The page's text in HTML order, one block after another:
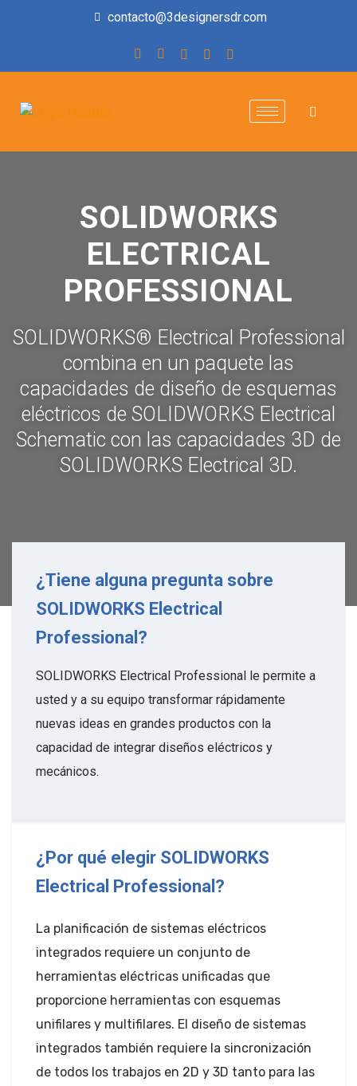
contacto@3designersdr.com
SOLIDWORKS
ELECTRICAL
PROFESSIONAL
SOLIDWORKS® Electrical Professional
combina en un paquete las
capacidades de diseño de esquemas
eléctricos de SOLIDWORKS Electrical
Schematic con las capacidades 3D de
SOLIDWORKS Electrical 3D.
¿Por qué elegir SOLIDWORKS
Electrical Professional?
La planificación de sistemas eléctricos
integrados requiere un conjunto de
herramientas eléctricas unificadas que
proporcione herramientas con esquemas
unifilares y multifilares. El diseño de sistemas
integrados también requiere la sincronización
de todos los trabajos en 2D y 3D tanto para las
¿Tiene alguna pregunta sobre
SOLIDWORKS Electrical
Professional?
SOLIDWORKS Electrical Professional le permite a
usted y a su equipo transformar rápidamente
nuevas ideas en grandes productos con la
capacidad de integrar diseños eléctricos y
mecánicos.